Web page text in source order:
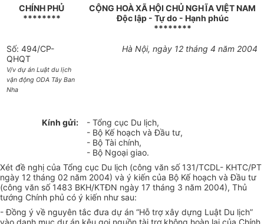
CHÍNH PHỦ
********
CỘNG HOÀ XÃ HỘI CHỦ NGHĨA VIỆT NAM
Độc lập - Tự do - Hạnh phúc
********
Số: 494/CP-
QHQT
V/v dự án Luật du lịch
vận động ODA Tây Ban
Nha
Hà Nội, ngày 12 tháng 4 năm 2004
Kính gửi:
- Tổng cục Du lịch,
- Bộ Kế hoạch và Đầu tư,
- Bộ Tài chính,
- Bộ Ngoại giao.
Xét đề nghị của Tổng cục Du lịch (công văn số 131/TCDL- KHTC/PT
ngày 12 tháng 02 năm 2004) và ý kiến của Bộ Kế hoạch và Đầu tư
(công văn số 1483 BKH/KTĐN ngày 17 tháng 3 năm 2004), Thủ
tướng Chính phủ có ý kiến như sau:
- Đồng ý về nguyên tắc đưa dự án “Hỗ trợ xây dựng Luật Du lịch”
vào danh mục dự án kêu gọi nguồn tài trợ không hoàn lại của Chính